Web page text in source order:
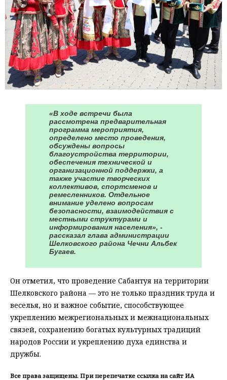
«В ходе встречи была
рассмотрена предварительная
программа мероприятия,
определено место проведения,
обсуждены вопросы
благоустройства территории,
обеспечения технической и
организационной поддержки, а
также участие творческих
коллективов, спортсменов и
ремесленников. Отдельное
внимание уделено вопросам
безопасности, взаимодействия с
местными структурами и
информирования населения», -
рассказал глава администрации
Шелковского района Чечни Альбек
Бугаев.
Он отметил, что проведение Сабантуя на территории
Шелковского района — это не только праздник труда и
веселья, но и важное событие, способствующее
укреплению межрегиональных и межнациональных
связей, сохранению богатых культурных традиций
народов России и укреплению духа единства и
дружбы.
Все права защищены. При перепечатке ссылка на сайт ИА